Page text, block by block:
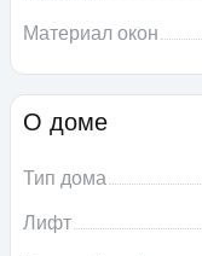
Материал окон
О доме
Тип дома
Лифт